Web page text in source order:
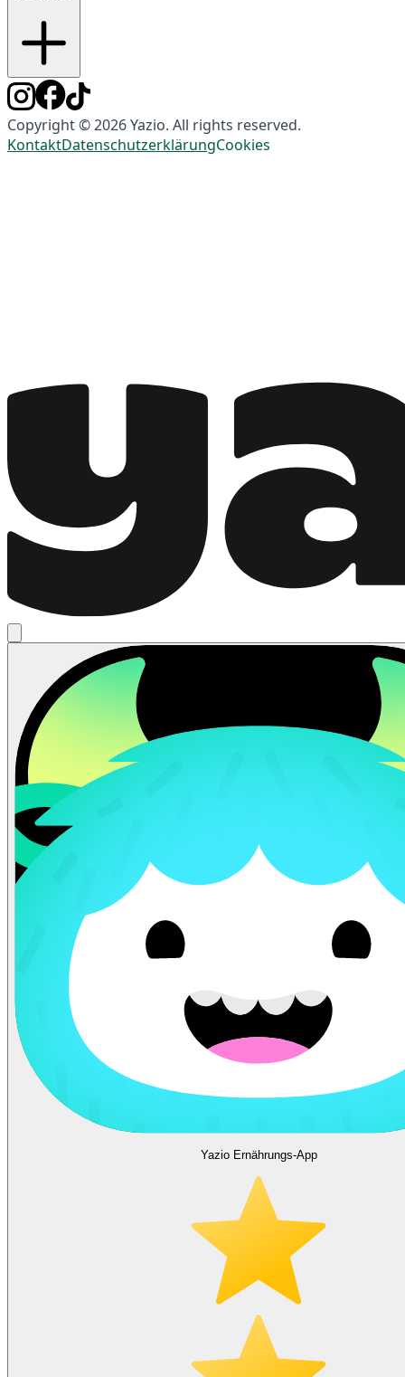
Copyright © 2026 Yazio. All rights reserved.
KontaktDatenschutzerklärungCookies
Yazio Ernährungs-App